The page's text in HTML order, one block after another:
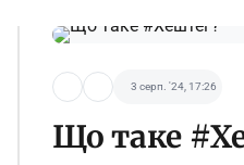
3 серп. '24, 17:26
Що таке